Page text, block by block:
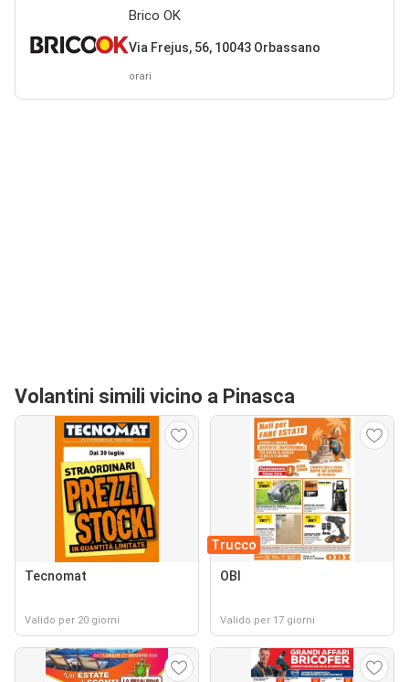
Brico OK
Via Frejus, 56, 10043 Orbassano
orari
Volantini simili vicino a Pinasca
Tecnomat
Valido per 20 giorni
Trucco
OBI
Valido per 17 giorni